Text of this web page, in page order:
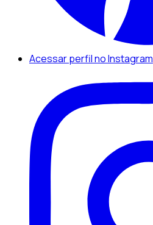
Acessar perfil no Instagram